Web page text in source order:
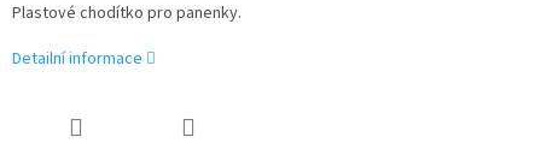
Plastové chodítko pro panenky.
Detailní informace